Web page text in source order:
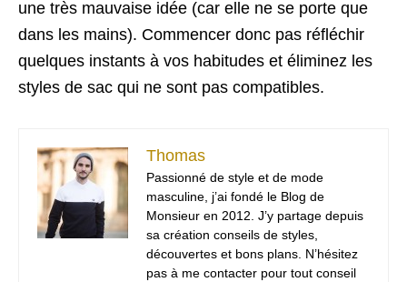
une très mauvaise idée (car elle ne se porte que
dans les mains). Commencer donc pas réfléchir
quelques instants à vos habitudes et éliminez les
styles de sac qui ne sont pas compatibles.
Thomas
Passionné de style et de mode
masculine, j’ai fondé le Blog de
Monsieur en 2012. J’y partage depuis
sa création conseils de styles,
découvertes et bons plans. N’hésitez
pas à me contacter pour tout conseil